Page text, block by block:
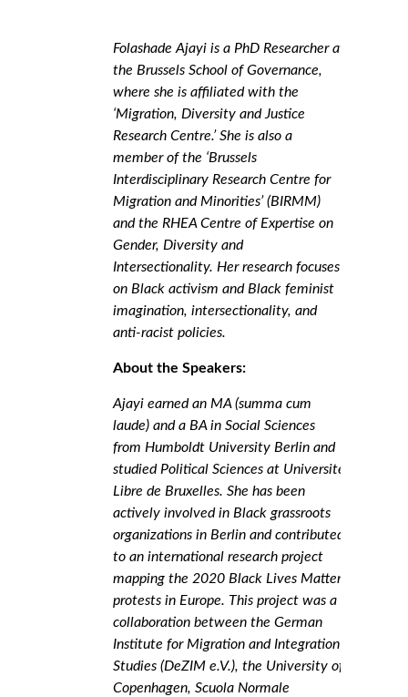
Folashade Ajayi is a PhD Researcher at
the Brussels School of Governance,
where she is affiliated with the
‘Migration, Diversity and Justice
Research Centre.’ She is also a
member of the ‘Brussels
Interdisciplinary Research Centre for
Migration and Minorities’ (BIRMM)
and the RHEA Centre of Expertise on
Gender, Diversity and
Intersectionality. Her research focuses
on Black activism and Black feminist
imagination, intersectionality, and
anti-racist policies.
About the Speakers:
Ajayi earned an MA (summa cum
laude) and a BA in Social Sciences
from Humboldt University Berlin and
studied Political Sciences at Université
Libre de Bruxelles. She has been
actively involved in Black grassroots
organizations in Berlin and contributed
to an international research project
mapping the 2020 Black Lives Matter
protests in Europe. This project was a
collaboration between the German
Institute for Migration and Integration
Studies (DeZIM e.V.), the University of
Copenhagen, Scuola Normale